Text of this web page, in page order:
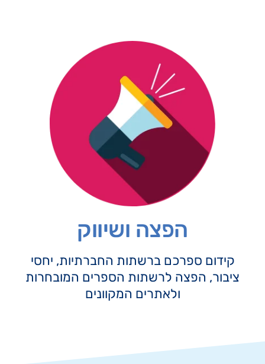
הפצה ושיווק
קידום ספרכם ברשתות החברתיות, יחסי
ציבור, הפצה לרשתות הספרים המובחרות
ולאתרים המקוונים